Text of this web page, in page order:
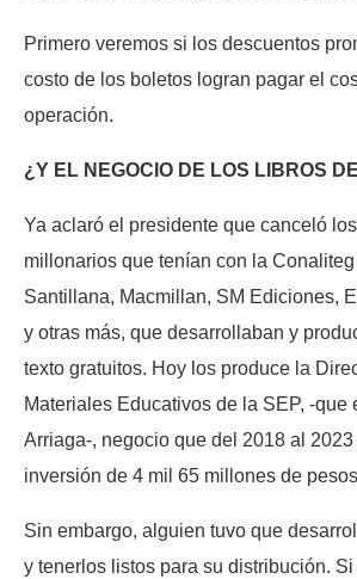
Primero veremos si los descuentos
costo de los boletos logran pagar el
operación.
¿Y EL NEGOCIO DE LOS LIBROS
Ya aclaró el presidente que canceló
millonarios que tenían con la
Santillana, Macmillan, SM Ediciones,
y otras más, que desarrollaban y
texto gratuitos. Hoy los produce la
Materiales Educativos de la SEP, -que
Arriaga-, negocio que del 2018 al
inversión de 4 mil 65 millones de
Sin embargo, alguien tuvo que
y tenerlos listos para su distribución.